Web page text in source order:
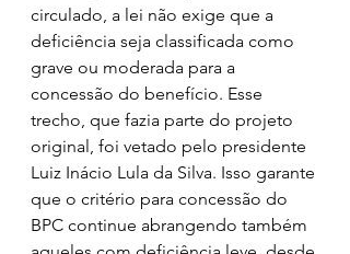
circulado, a lei não exige que a
deficiência seja classificada como
grave ou moderada para a
concessão do benefício. Esse
trecho, que fazia parte do projeto
original, foi vetado pelo presidente
Luiz Inácio Lula da Silva. Isso garante
que o critério para concessão do
BPC continue abrangendo também